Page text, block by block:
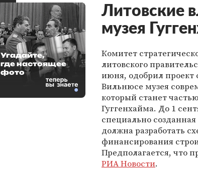
Литовские
музея
Комитет
литовского
июня, одобрил проект
Вильнюсе музея
который станет
Гуггенхайма. До 1
специально
должна разработать
финансирования
Предполагается, что
РИА Новости.
Угадайте,
где настоящее
фото